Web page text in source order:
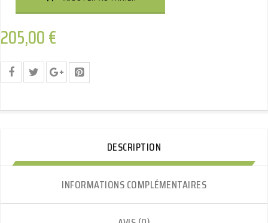
De
Cygne
205,00€
DESCRIPTION
INFORMATIONS COMPLÉMENTAIRES